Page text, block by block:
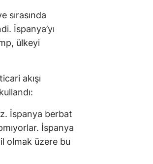
sırasında
İspanya’yı
ülkeyi
akışı
İspanya berbat
İspanya
olmak üzere bu